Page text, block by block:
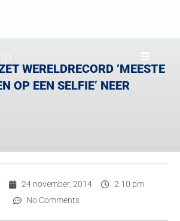
WERELDRECORD ‘MEESTE
OP EEN SELFIE’ NEER
24 november, 2014
2:10 pm
No Comments